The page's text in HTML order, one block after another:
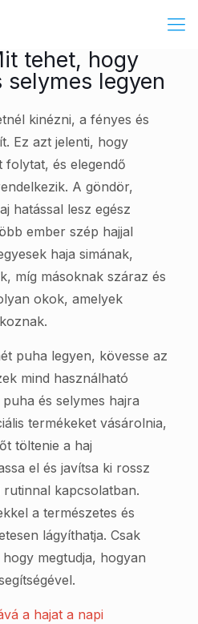
tehet, hogy
selymes legyen
kinézni, a fényes és
Ez azt jelenti, hogy
folytat, és elegendő
A göndör,
hatással lesz egész
ember szép hajjal
haja simának,
míg másoknak száraz és
okok, amelyek
puha legyen, kövesse az
mind használható
és selymes hajra
termékeket vásárolnia,
töltenie a haj
el és javítsa ki rossz
rutinnal kapcsolatban.
a természetes és
lágyíthatja. Csak
megtudja, hogyan
a hajat a napi